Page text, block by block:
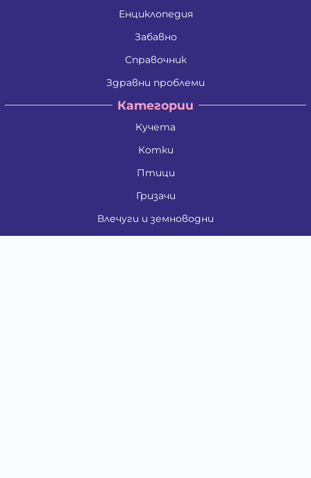
Енциклопедия
Забавно
Справочник
Здравни проблеми
Категории
Кучета
Котки
Птици
Гризачи
Влечуги и земноводни